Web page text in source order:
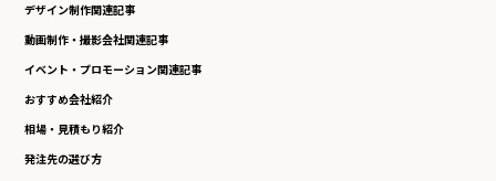
デザイン制作関連記事
動画制作・撮影会社関連記事
イベント・プロモーション関連記事
おすすめ会社紹介
相場・見積もり紹介
発注先の選び方